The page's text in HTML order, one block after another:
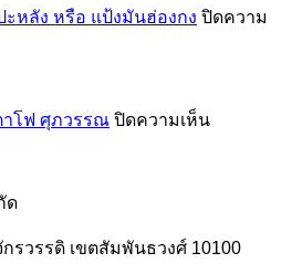
และ
หลัง หรือ แป้งมันฮ่องกง ปิดความ
าโฟ ศุภวรรณ ปิดความเห็นบน
ซอส
ด
รวรรดิ เขตสัมพันธวงศ์ 10100